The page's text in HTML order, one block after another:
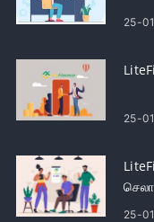
25-
25-
25-